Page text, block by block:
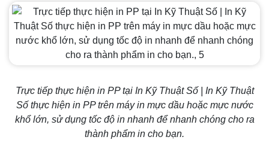
Trực tiếp thực hiện in PP tại In Kỹ Thuật Số | In Kỹ Thuật
Số thực hiện in PP trên máy in mực dầu hoặc mực nước
khổ lớn, sử dụng tốc độ in nhanh để nhanh chóng cho ra
thành phẩm in cho bạn.